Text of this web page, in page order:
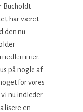
Bucholdt
har været
den nu
på nogle af
for vores
nu indleder
en